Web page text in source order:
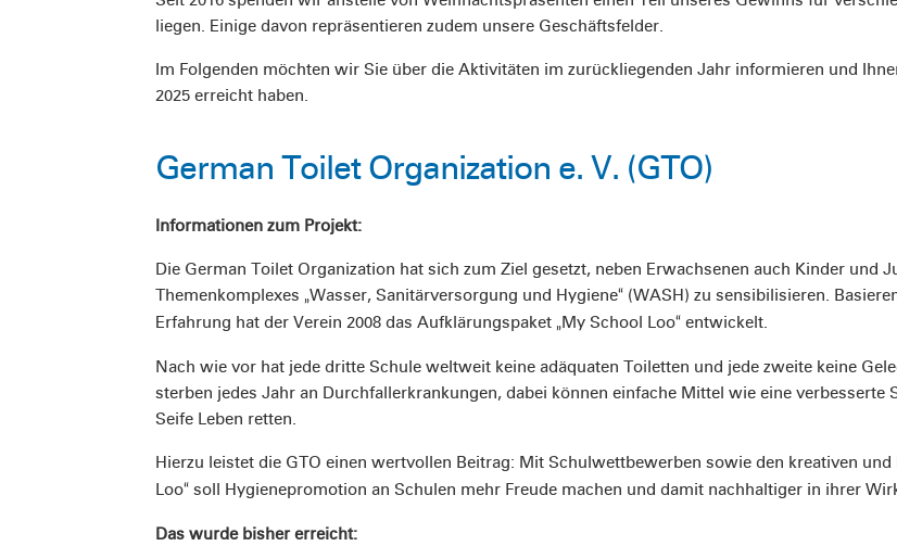
liegen. Einige davon repräsentieren zudem unsere Geschäftsfelder.
Im Folgenden möchten wir Sie über die Aktivitäten im zurückliegenden Jahr informieren und
2025 erreicht haben.
German Toilet Organization e. V. (GTO)
Informationen zum Projekt:
Die German Toilet Organization hat sich zum Ziel gesetzt, neben Erwachsenen auch Kinder und
Themenkomplexes „Wasser, Sanitärversorgung und Hygiene“(WASH) zu sensibilisieren.
Erfahrung hat der Verein 2008 das Aufklärungspaket „My School Loo“entwickelt.
Nach wie vor hat jede dritte Schule weltweit keine adäquaten Toiletten und jede zweite keine
sterben jedes Jahr an Durchfallerkrankungen, dabei können einfache Mittel wie eine
Seife Leben retten.
Hierzu leistet die GTO einen wertvollen Beitrag: Mit Schulwettbewerben sowie den kreativen
Loo“soll Hygienepromotion an Schulen mehr Freude machen und damit nachhaltiger in ihrer
Das wurde bisher erreicht: